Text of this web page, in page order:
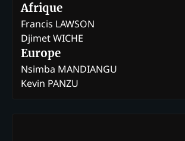
Afrique
Francis LAWSON
Djimet WICHE
Europe
Nsimba MANDIANGU
Kevin PANZU